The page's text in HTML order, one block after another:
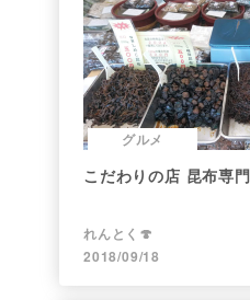
グルメ
こだわりの店 昆布専
れんとく🍄
2018/09/18